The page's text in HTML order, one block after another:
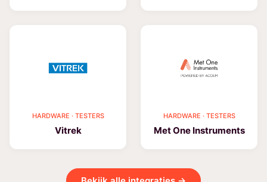
HARDWARE · TESTERS
Vitrek
HARDWARE · TESTERS
Met One Instruments